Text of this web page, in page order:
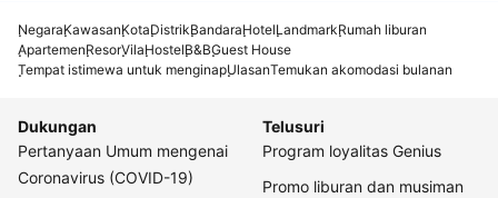
NegaraKawasanKotaDistrikBandaraHotelLandmarkRumah liburan
ApartemenResorVilaHostelB&BGuest House
Tempat istimewa untuk menginapUlasanTemukan akomodasi bulanan
Dukungan
Pertanyaan Umum mengenai
Coronavirus (COVID-19)
Telusuri
Program loyalitas Genius
Promo liburan dan musiman